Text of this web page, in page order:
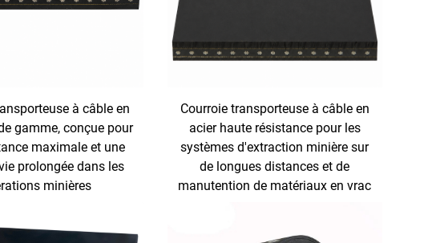
à câble en
gamme, conçue pour
maximale et une
prolongée dans les
minières
Courroie transporteuse à câble en
acier haute résistance pour les
systèmes d'extraction minière sur
de longues distances et de
manutention de matériaux en vrac